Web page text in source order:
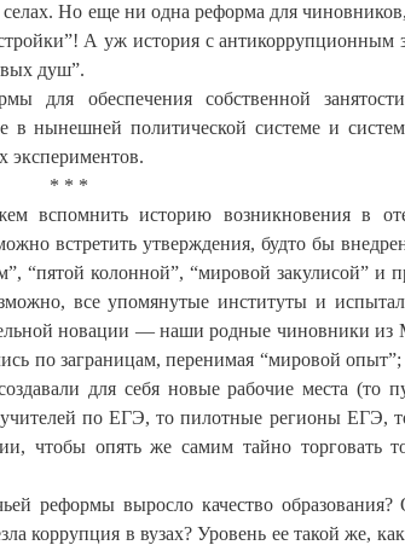
Но еще ни одна реформа для чиновников,
А уж история с антикоррупционным
душ”.
для обеспечения собственной
в нынешней политической системе и
экспериментов.
* * *
вспомнить историю возникновения в
встретить утверждения, будто бы
“пятой колонной”, “мировой закулисой” и
все упомянутые институты и
новации — наши родные чиновники из
по заграницам, перенимая “мировой
для себя новые рабочие места (то
по ЕГЭ, то пилотные регионы ЕГЭ,
чтобы опять же самим тайно торговать
реформы выросло качество
коррупция в вузах? Уровень ее такой же,